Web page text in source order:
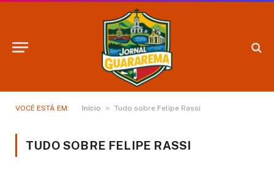
VOCÊ ESTÁ EM: Início » Tudo sobre Felipe Rassi
TUDO SOBRE FELIPE RASSI